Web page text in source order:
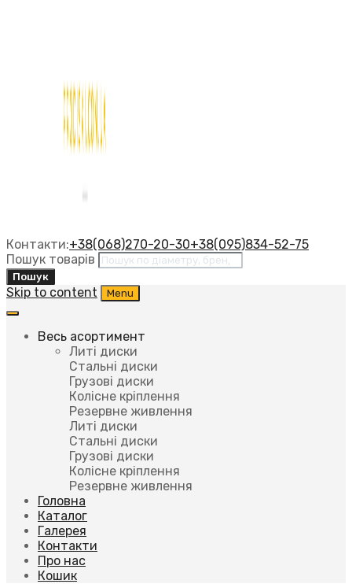
Контакти:+38(068)270-20-30+38(095)834-52-75
Пошук товарів
Пошук
Skip to content Menu
Весь асортимент
Литі диски
Стальні диски
Грузові диски
Колісне кріплення
Резервне живлення
Литі диски
Стальні диски
Грузові диски
Колісне кріплення
Резервне живлення
Головна
Каталог
Галерея
Контакти
Про нас
Кошик